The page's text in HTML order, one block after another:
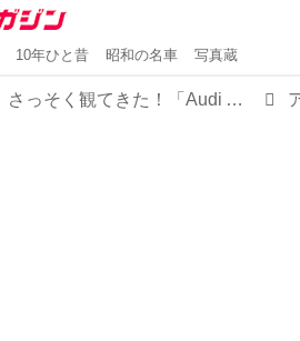
10年ひと昔 昭和の名車 写真蔵
さっそく観てきた！「Audi A6 Avant e-tron」アウディシティ銀座にて先行公開中